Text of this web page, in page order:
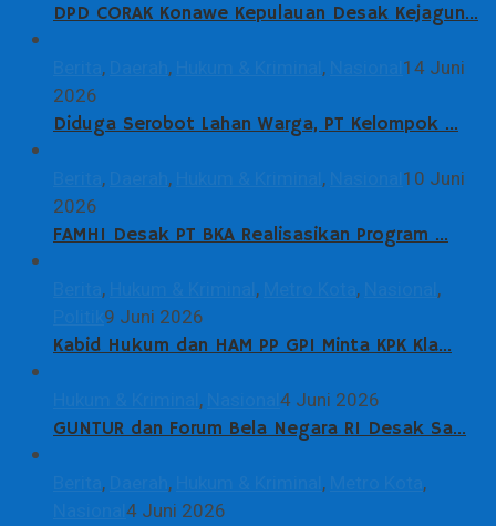
DPD CORAK Konawe Kepulauan Desak Kejagun…
, , ,
14 Juni
2026
Diduga Serobot Lahan Warga, PT Kelompok …
, , ,
10 Juni
2026
FAMHI Desak PT BKA Realisasikan Program …
, , ,
,
9 Juni 2026
Kabid Hukum dan HAM PP GPI Minta KPK Kla…
, 4 Juni 2026
GUNTUR dan Forum Bela Negara RI Desak Sa…
, , ,
,
4 Juni 2026